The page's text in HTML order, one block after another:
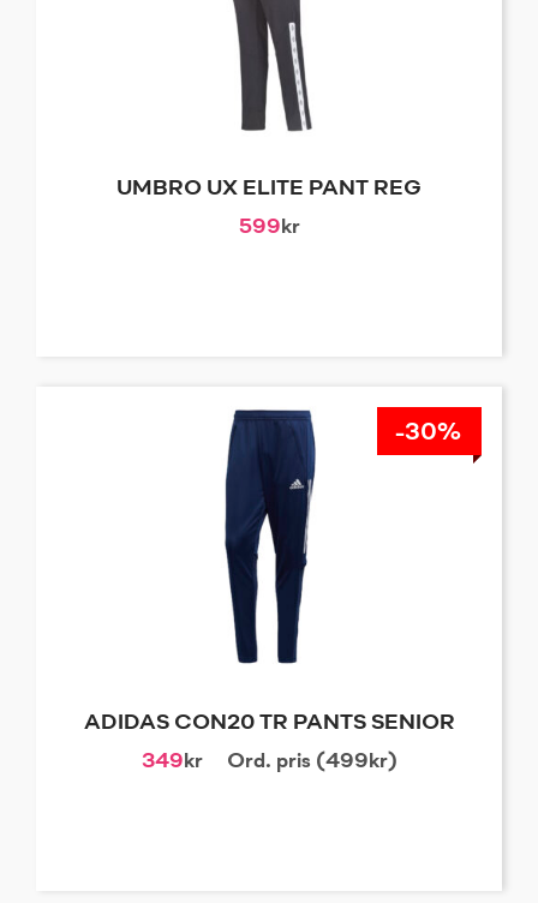
UMBRO UX ELITE PANT REG
599kr
-30%
ADIDAS CON20 TR PANTS SENIOR
349kr Ord. pris (499kr)